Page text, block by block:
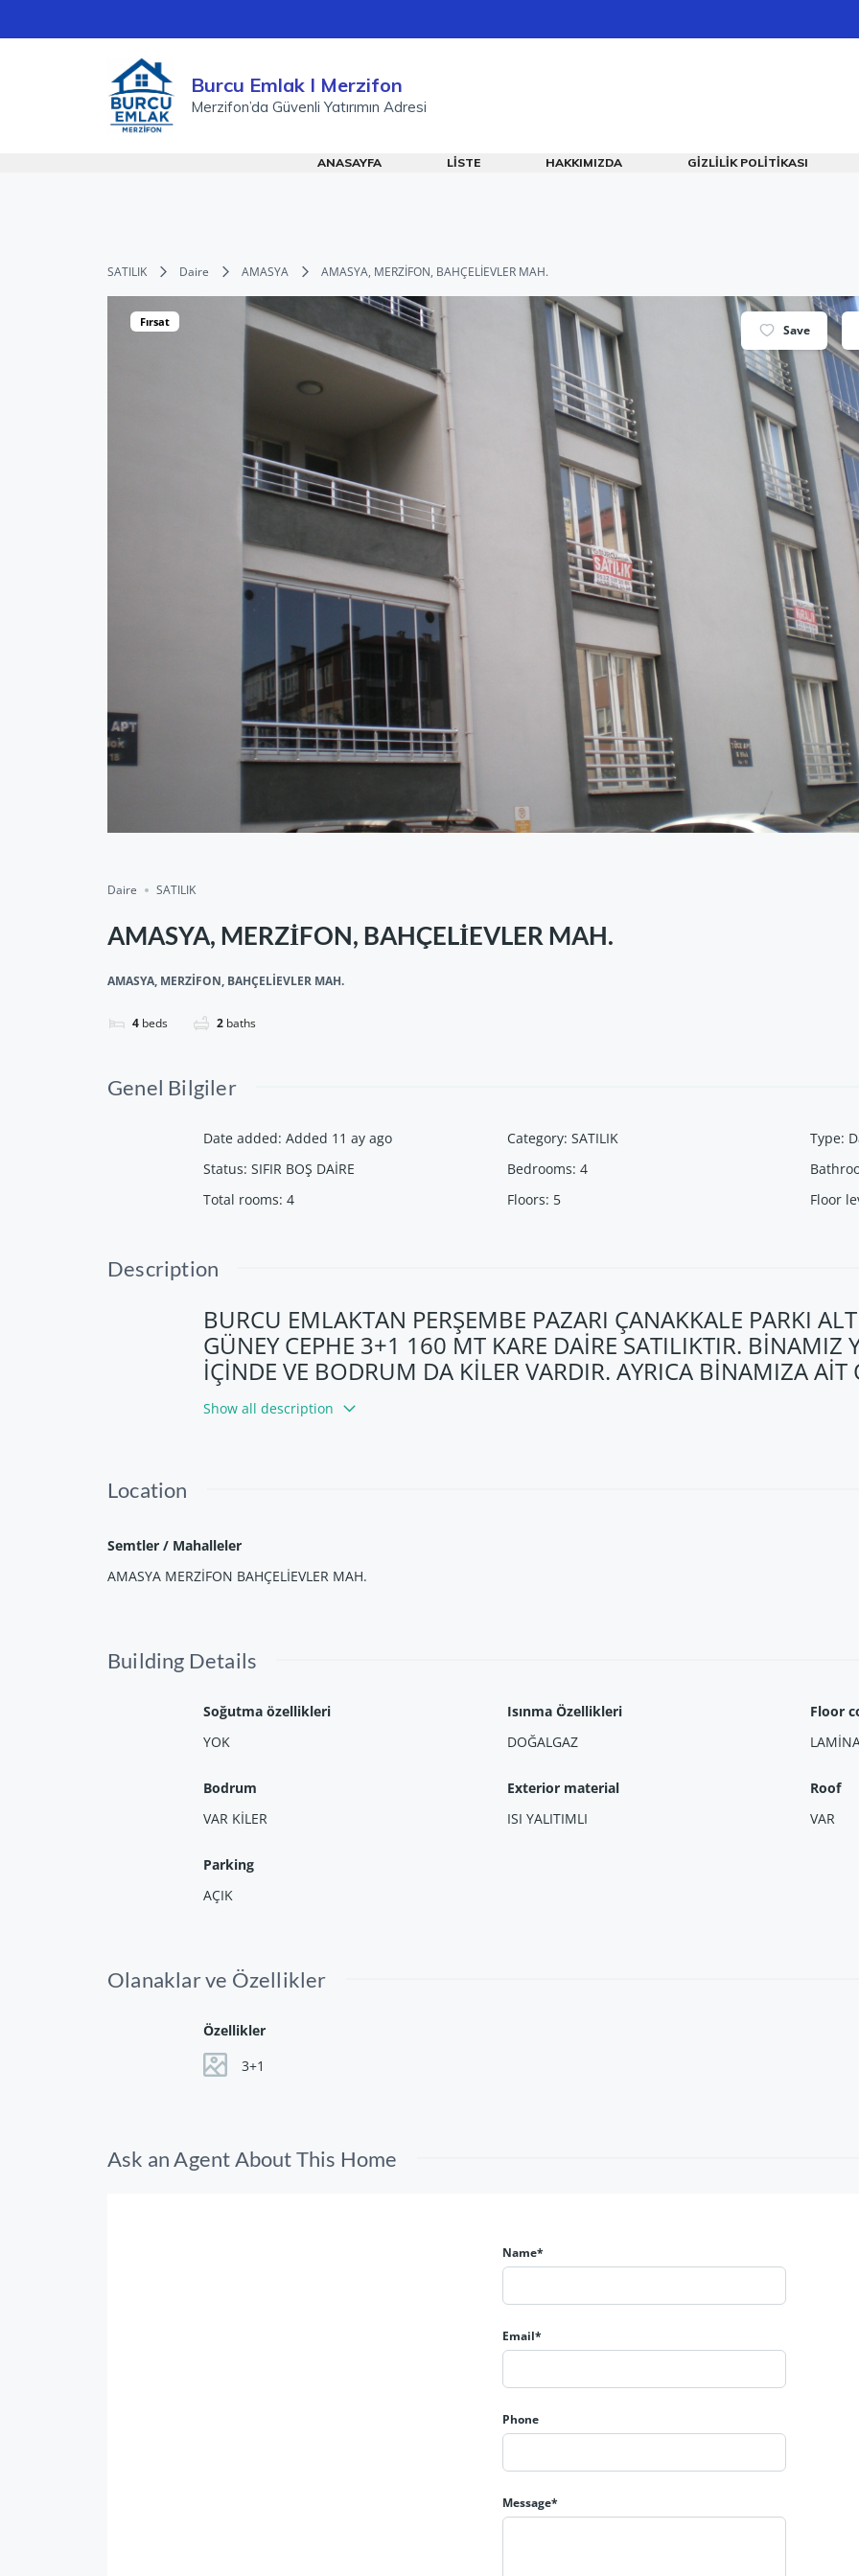
atla
Burcu Emlak I Merzifon
Merzifon’da Güvenli Yatırımın Adresi
ANASAYFA LISTE HAKKIMIZDA GIZLILIK POLITIKASI
SATILIK Daire AMASYA AMASYA, MERZİFON, BAHÇELİEVLER MAH.
Fırsat
Save
Daire SATILIK
AMASYA, MERZİFON, BAHÇELİEVLER MAH.
AMASYA, MERZİFON, BAHÇELİEVLER MAH.
4 beds 2 baths
Genel Bilgiler
Date added: Added 11 ay ago Category: SATILIK Type:
Status: SIFIR BOŞ DAİRE Bedrooms: 4
Total rooms: 4 Floors: 5 Floor
Description
BURCU EMLAKTAN PERŞEMBE PAZARI ÇANAKKALE PARKI
GÜNEY CEPHE 3+1 160 MT KARE DAİRE SATILIKTIR. BİNAMIZ
İÇİNDE VE BODRUM DA KİLER VARDIR. AYRICA BİNAMIZA AİT
Show all description
Location
Semtler / Mahalleler
AMASYA MERZİFON BAHÇELİEVLER MAH.
Building Details
Soğutma özellikleri
YOK
Isınma Özellikleri
DOĞALGAZ
Floor
Bodrum
VAR KİLER
Exterior material
ISI YALITIMLI
Roof
VAR
Parking
AÇIK
Olanaklar ve Özellikler
Özellikler
3+1
Ask an Agent About This Home
Name*
Email*
Phone
Message*